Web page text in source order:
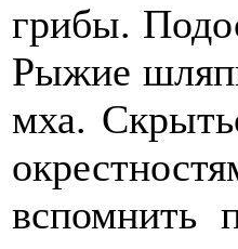
грибы.
Рыжие
мха.
вспомнить